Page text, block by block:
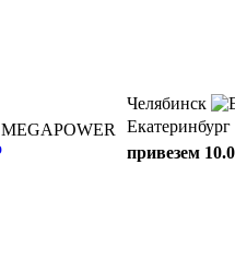
MEGAPOWER
Челябинск
Екатеринбург
привезем